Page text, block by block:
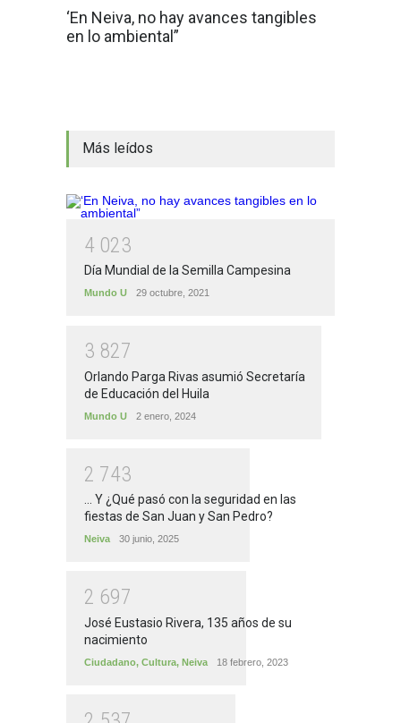
‘En Neiva, no hay avances tangibles
en lo ambiental”
Más leídos
4 023
Día Mundial de la Semilla Campesina
Mundo U 29 octubre, 2021
3 827
Orlando Parga Rivas asumió Secretaría
de Educación del Huila
Mundo U 2 enero, 2024
2 743
... Y ¿Qué pasó con la seguridad en las
fiestas de San Juan y San Pedro?
Neiva 30 junio, 2025
2 697
José Eustasio Rivera, 135 años de su
nacimiento
Ciudadano, Cultura, Neiva 18 febrero, 2023